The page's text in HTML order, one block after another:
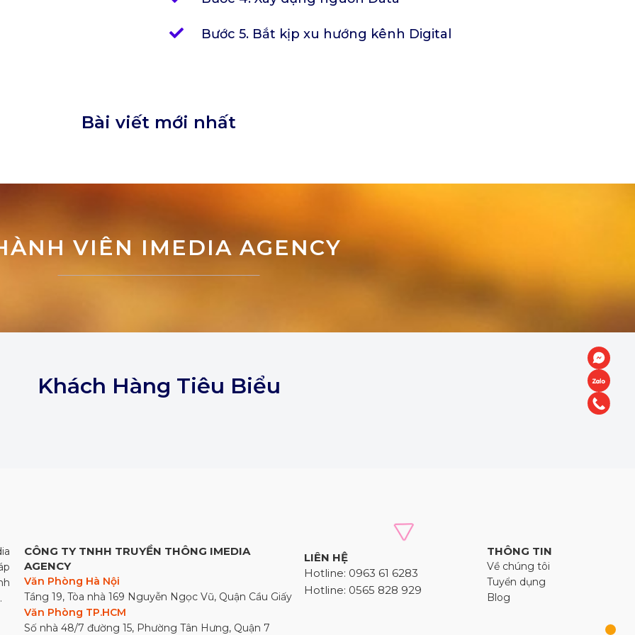
Bước 5. Bắt kịp xu hướng kênh Digital
Bài viết mới nhất
VIÊN IMEDIA AGENCY
Khách Hàng Tiêu Biểu
CÔNG TY TNHH TRUYỀN THÔNG IMEDIA
AGENCY
Văn Phòng Hà Nội
Tầng 19, Tòa nhà 169 Nguyễn Ngọc Vũ, Quận Cầu Giấy
Văn Phòng TP.HCM
Số nhà 48/7 đường 15, Phường Tân Hưng, Quận 7
LIÊN HỆ
Hotline: 0963 61 6283
Hotline: 0565 828 929
THÔNG TIN
Về chúng tôi
Tuyển dụng
Blog